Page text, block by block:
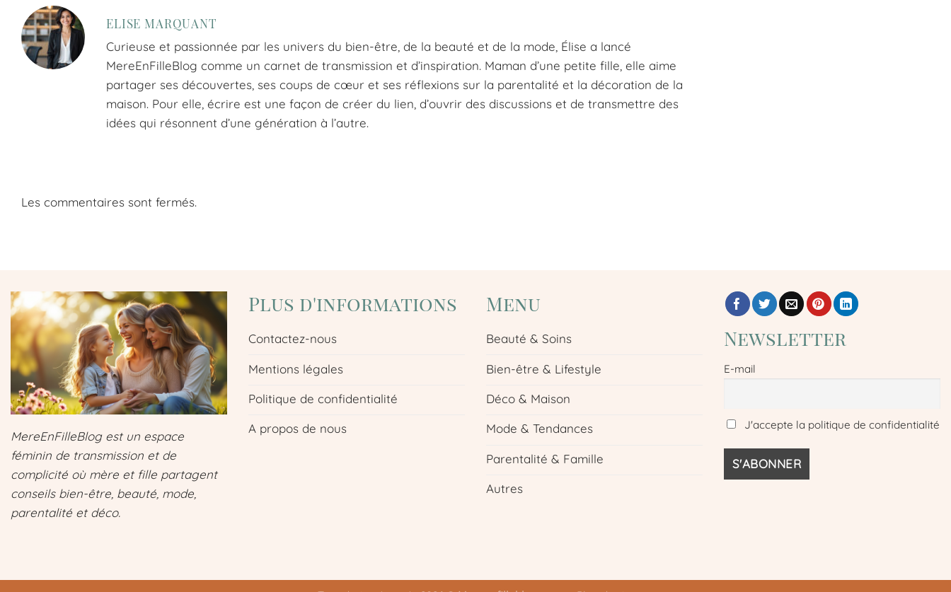
ELISE MARQUANT
Curieuse et passionnée par les univers du bien-être, de la beauté et de la mode, Élise a lancé
MereEnFilleBlog comme un carnet de transmission et d’inspiration. Maman d’une petite fille, elle aime
partager ses découvertes, ses coups de cœur et ses réflexions sur la parentalité et la décoration de la
maison. Pour elle, écrire est une façon de créer du lien, d’ouvrir des discussions et de transmettre des
idées qui résonnent d’une génération à l’autre.
Les commentaires sont fermés.
MereEnFilleBlog est un espace
féminin de transmission et de
complicité où mère et fille partagent
conseils bien-être, beauté, mode,
parentalité et déco.
Plus d'informations
Contactez-nous
Mentions légales
Politique de confidentialité
A propos de nous
Menu
Beauté & Soins
Bien-être & Lifestyle
Déco & Maison
Mode & Tendances
Parentalité & Famille
Autres
Newsletter
E-mail
J'accepte la politique de confidentialité